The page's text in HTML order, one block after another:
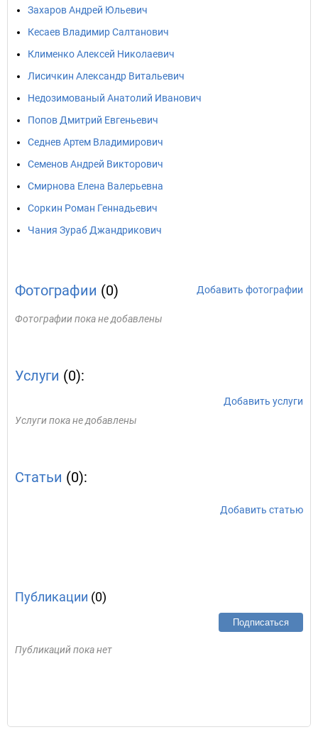
Захаров Андрей Юльевич
Кесаев Владимир Салтанович
Клименко Алексей Николаевич
Лисичкин Александр Витальевич
Недозимованый Анатолий Иванович
Попов Дмитрий Евгеньевич
Седнев Артем Владимирович
Семенов Андрей Викторович
Смирнова Елена Валерьевна
Соркин Роман Геннадьевич
Чания Зураб Джандрикович
Фотографии (0) Добавить фотографии
Фотографии пока не добавлены
Услуги (0):
Добавить услуги
Услуги пока не добавлены
Статьи (0):
Добавить статью
Публикации (0)
Подписаться
Публикаций пока нет